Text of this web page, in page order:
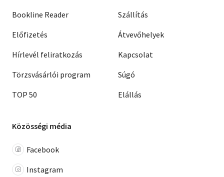
Bookline Reader
Előfizetés
Hírlevél feliratkozás
Törzsvásárlói program
TOP 50
Szállítás
Átvevőhelyek
Kapcsolat
Súgó
Elállás
Közösségi média
Facebook
Instagram